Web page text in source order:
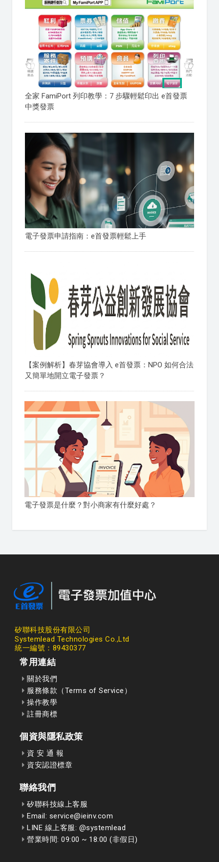
全家 FamiPort 列印教學：7 步驟輕鬆印出 e首發票
中獎發票
電子發票申請指南：e首發票輕鬆上手
【案例解析】春芽協會導入 e首發票：NPO 如何合法
又簡單地開立電子發票？
電子發票是什麼？對小商家有什麼好處？
矽聯科技股份有限公司
Systemlead Technologies Co.,Ltd
統一編號：89430377
常用連結
關於我們
服務條款（Terms of Service）
操作教學
註冊商標
個資與隱私政策
資 安 通 報
資安認證標章
聯絡我們
矽聯科技線上客服
Email: service@ieinv.com
LINE 線上客服: @systemlead
營業時間: 09:00 ~ 18:00 (非假日)